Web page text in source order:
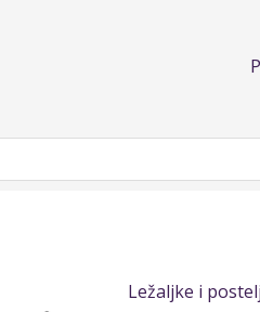
Ležaljke i
Nosač